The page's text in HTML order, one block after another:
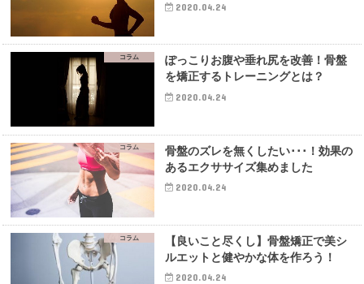
2020.04.24
コラム
ぽっこりお腹や垂れ尻を改善！骨盤
を矯正するトレーニングとは？
2020.04.24
コラム
骨盤のズレを無くしたい･･･！効果の
あるエクササイズ集めました
2020.04.24
コラム
【良いこと尽くし】骨盤矯正で美シ
ルエットと健やかな体を作ろう！
2020.04.24